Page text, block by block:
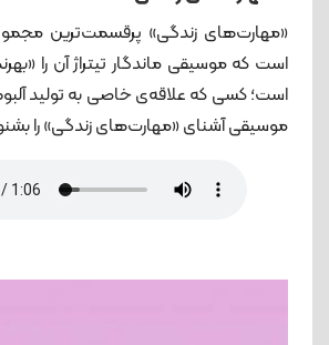
«مهارت‌های زندگی» پرقسمت‌ترین
است که موسیقی ماندگار تیتراژ آن را
است؛ کسی که علاقه‌ی خاصی به تولید
موسیقی آشنای «مهارت‌های زندگی» را